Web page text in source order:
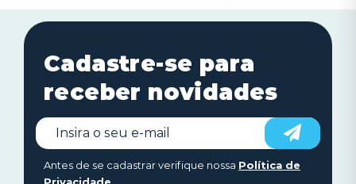
Cadastre-se para
receber novidades
Antes de se cadastrar verifique nossa Política de
Privacidade